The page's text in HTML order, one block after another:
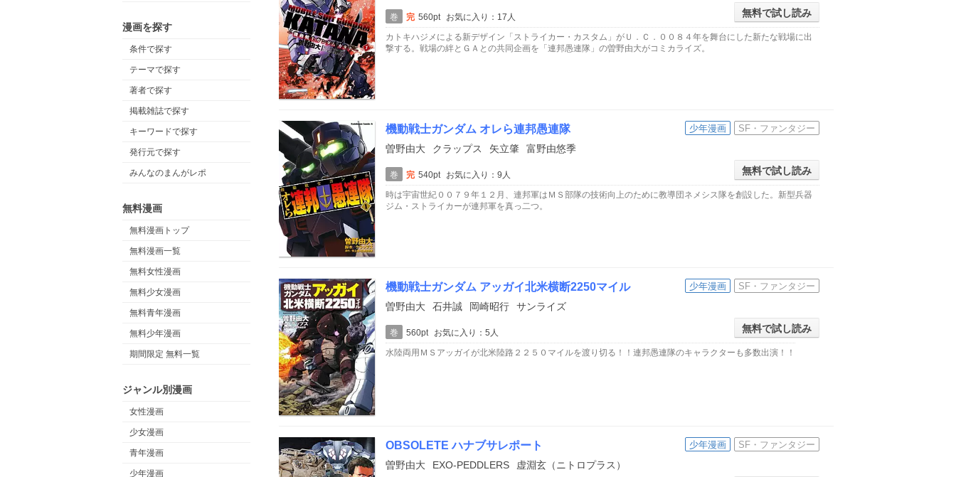
漫画を探す
条件で探す
テーマで探す
著者で探す
掲載雑誌で探す
キーワードで探す
発行元で探す
みんなのまんがレポ
無料漫画
無料漫画トップ
無料漫画一覧
無料女性漫画
無料少女漫画
無料青年漫画
無料少年漫画
期間限定 無料一覧
ジャンル別漫画
女性漫画
少女漫画
青年漫画
少年漫画
無料で試し読み
巻 完 560pt
お気に入り：17人
カトキハジメによる新デザイン「ストライカー・カスタム」がＵ．Ｃ．００８４年を舞台にした新たな戦場に出
撃する。戦場の絆とＧＡとの共同企画を「連邦愚連隊」の曽野由大がコミカライズ。
少年漫画 SF・ファンタジー
機動戦士ガンダム オレら連邦愚連隊
曽野由大 クラップス 矢立肇
富野由悠季
無料で試し読み
巻 完 540pt
お気に入り：9人
時は宇宙世紀００７９年１２月、連邦軍はＭＳ部隊の技術向上のために教導団ネメシス隊を創設した。新型兵器
ジム・ストライカーが連邦軍を真っ二つ。
少年漫画 SF・ファンタジー
機動戦士ガンダム アッガイ北米横断2250マイル
曽野由大 石井誠 岡崎昭行
サンライズ
無料で試し読み
巻 560pt
お気に入り：5人
水陸両用ＭＳアッガイが北米陸路２２５０マイルを渡り切る！！連邦愚連隊のキャラクターも多数出演！！
少年漫画 SF・ファンタジー
OBSOLETE ハナブサレポート
曽野由大 EXO-PEDDLERS
虚淵玄（ニトロプラス）